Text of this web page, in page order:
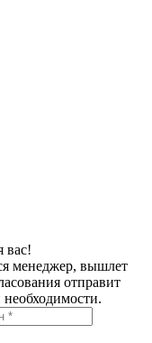
вас!
менеджер, вышлет
отправит